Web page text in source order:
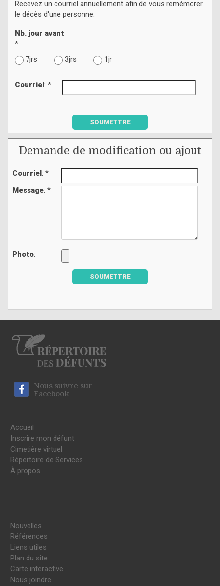
Recevez un courriel annuellement afin de vous remémorer
le décès d'une personne.
Nb. jour avant
*
7jrs
3jrs 1jr
Courriel : *
SOUMETTRE
Demande de modification ou ajout
Courriel: *
Message: *
Photo:
SOUMETTRE
Nous suivre sur
Facebook
Accueil
Inscrire mon défunt
Cimetière virtuel
Répertoire de Services
À propos
Nouvelles
Références
Liens utiles
Plan du site
Carte interactive
Nous joindre